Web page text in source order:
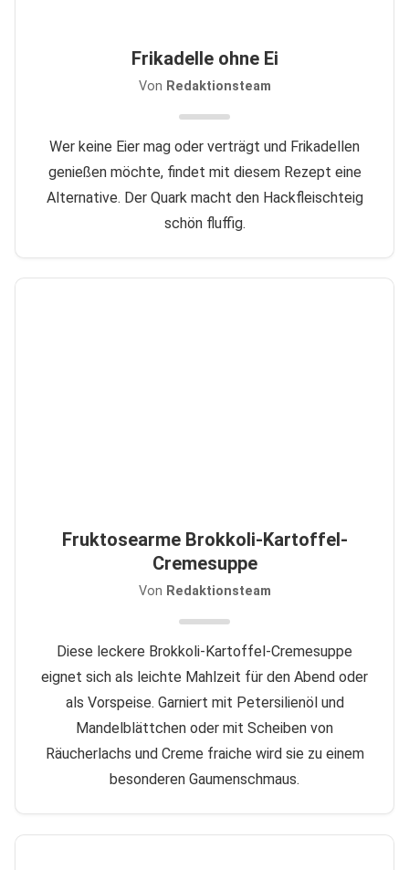
Frikadelle ohne Ei
Von Redaktionsteam
Wer keine Eier mag oder verträgt und Frikadellen
genießen möchte, findet mit diesem Rezept eine
Alternative. Der Quark macht den Hackfleischteig
schön fluffig.
Fruktosearme Brokkoli-Kartoffel-
Cremesuppe
Von Redaktionsteam
Diese leckere Brokkoli-Kartoffel-Cremesuppe
eignet sich als leichte Mahlzeit für den Abend oder
als Vorspeise. Garniert mit Petersilienöl und
Mandelblättchen oder mit Scheiben von
Räucherlachs und Creme fraiche wird sie zu einem
besonderen Gaumenschmaus.